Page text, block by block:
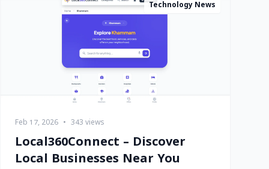
Technology News
Feb 17, 2026 • 343 views
Local360Connect – Discover
Local Businesses Near You